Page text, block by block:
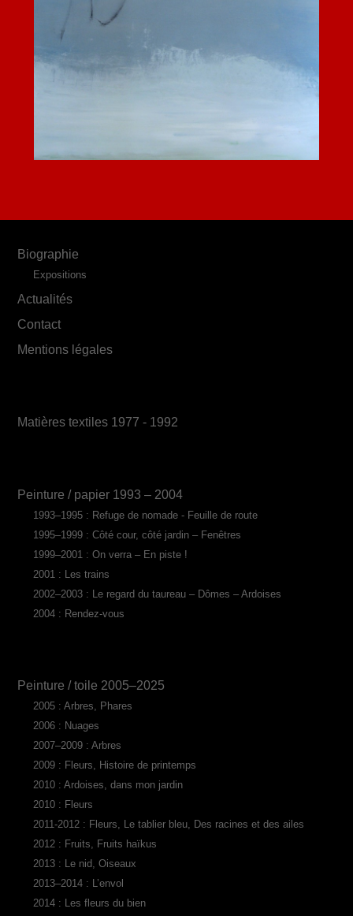
Biographie
Expositions
Actualités
Contact
Mentions légales
Matières textiles 1977 - 1992
Peinture / papier 1993 – 2004
1993–1995 : Refuge de nomade - Feuille de route
1995–1999 : Côté cour, côté jardin – Fenêtres
1999–2001 : On verra – En piste !
2001 : Les trains
2002–2003 : Le regard du taureau – Dômes – Ardoises
2004 : Rendez-vous
Peinture / toile 2005–2025
2005 : Arbres, Phares
2006 : Nuages
2007–2009 : Arbres
2009 : Fleurs, Histoire de printemps
2010 : Ardoises, dans mon jardin
2010 : Fleurs
2011-2012 : Fleurs, Le tablier bleu, Des racines et des ailes
2012 : Fruits, Fruits haïkus
2013 : Le nid, Oiseaux
2013–2014 : L’envol
2014 : Les fleurs du bien